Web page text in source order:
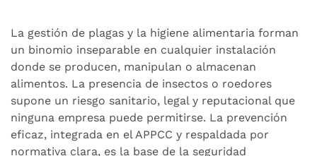
La gestión de plagas y la higiene alimentaria forman
un binomio inseparable en cualquier instalación
donde se producen, manipulan o almacenan
alimentos. La presencia de insectos o roedores
supone un riesgo sanitario, legal y reputacional que
ninguna empresa puede permitirse. La prevención
eficaz, integrada en el APPCC y respaldada por
normativa clara, es la base de la seguridad